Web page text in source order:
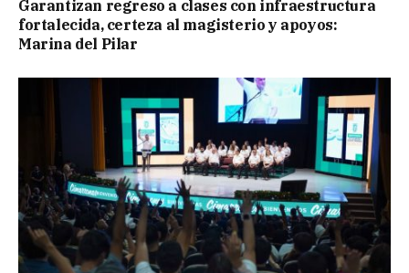
Garantizan regreso a clases con infraestructura
fortalecida, certeza al magisterio y apoyos:
Marina del Pilar